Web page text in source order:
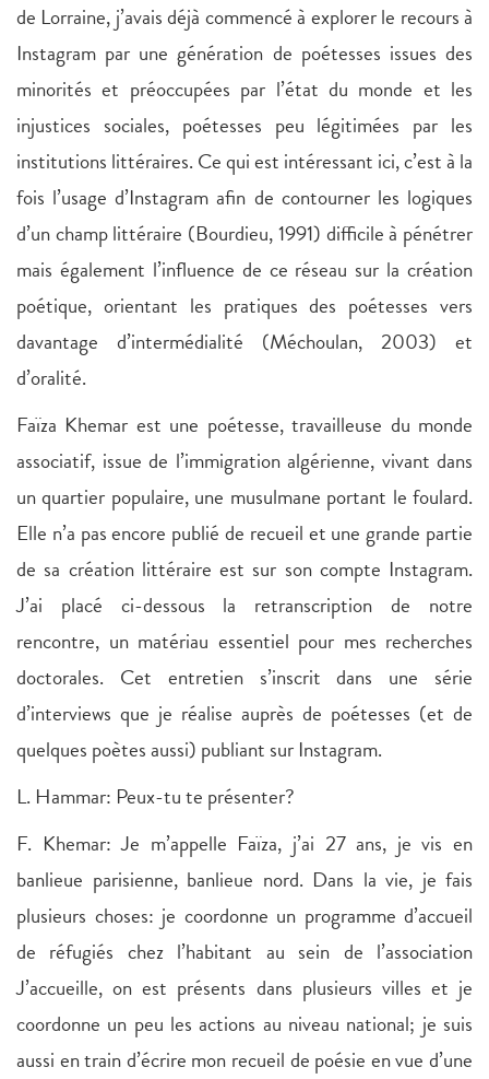
de Lorraine, j’avais déjà commencé à explorer le recours à
Instagram par une génération de poétesses issues des
minorités et préoccupées par l’état du monde et les
injustices sociales, poétesses peu légitimées par les
institutions littéraires. Ce qui est intéressant ici, c’est à la
fois l’usage d’Instagram afin de contourner les logiques
d’un champ littéraire (Bourdieu, 1991) difficile à pénétrer
mais également l’influence de ce réseau sur la création
poétique, orientant les pratiques des poétesses vers
davantage d’intermédialité (Méchoulan, 2003) et
d’oralité.
Faïza Khemar est une poétesse, travailleuse du monde
associatif, issue de l’immigration algérienne, vivant dans
un quartier populaire, une musulmane portant le foulard.
Elle n’a pas encore publié de recueil et une grande partie
de sa création littéraire est sur son compte Instagram.
J’ai placé ci-dessous la retranscription de notre
rencontre, un matériau essentiel pour mes recherches
doctorales. Cet entretien s’inscrit dans une série
d’interviews que je réalise auprès de poétesses (et de
quelques poètes aussi) publiant sur Instagram.
L. Hammar: Peux-tu te présenter?
F. Khemar: Je m’appelle Faïza, j’ai 27 ans, je vis en
banlieue parisienne, banlieue nord. Dans la vie, je fais
plusieurs choses: je coordonne un programme d’accueil
de réfugiés chez l’habitant au sein de l’association
J’accueille, on est présents dans plusieurs villes et je
coordonne un peu les actions au niveau national; je suis
aussi en train d’écrire mon recueil de poésie en vue d’une